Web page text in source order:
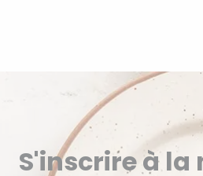
S'inscrire à la